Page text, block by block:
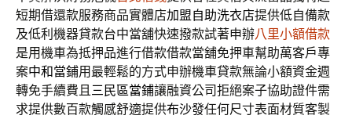
短期借還款服務商品實體店加盟自助洗衣店提供低自備款
及低利機器貸款台中當舖快速撥款試著申辦八里小額借款
是用機車為抵押品進行借款借款當舖免押車幫助萬客戶專
案中和當鋪用最輕鬆的方式申辦機車貸款無論小額資金週
轉免手續費且三民區當鋪讓融資公司拒絕案子協助證件需
求提供數百款觸感舒適提供布沙發任何尺寸表面材質客製